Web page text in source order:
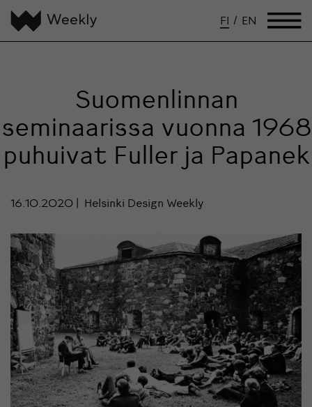
FI / EN
Suomenlinnan
seminaarissa vuonna 1968
puhuivat Fuller ja Papanek
16.10.2020 Helsinki Design Weekly